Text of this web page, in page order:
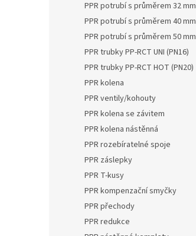
PPR potrubí s průměrem 32 mm
PPR potrubí s průměrem 40 mm
PPR potrubí s průměrem 50 mm
PPR trubky PP-RCT UNI (PN16)
PPR trubky PP-RCT HOT (PN20)
PPR kolena
PPR ventily/kohouty
PPR kolena se závitem
PPR kolena nástěnná
PPR rozebíratelné spoje
PPR záslepky
PPR T-kusy
PPR kompenzační smyčky
PPR přechody
PPR redukce